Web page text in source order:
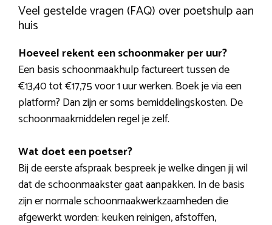
Veel gestelde vragen (FAQ) over poetshulp aan
huis
Hoeveel rekent een schoonmaker per uur?
Een basis schoonmaakhulp factureert tussen de
€13,40 tot €17,75 voor 1 uur werken. Boek je via een
platform? Dan zijn er soms bemiddelingskosten. De
schoonmaakmiddelen regel je zelf.
Wat doet een poetser?
Bij de eerste afspraak bespreek je welke dingen jij wil
dat de schoonmaakster gaat aanpakken. In de basis
zijn er normale schoonmaakwerkzaamheden die
afgewerkt worden: keuken reinigen, afstoffen,